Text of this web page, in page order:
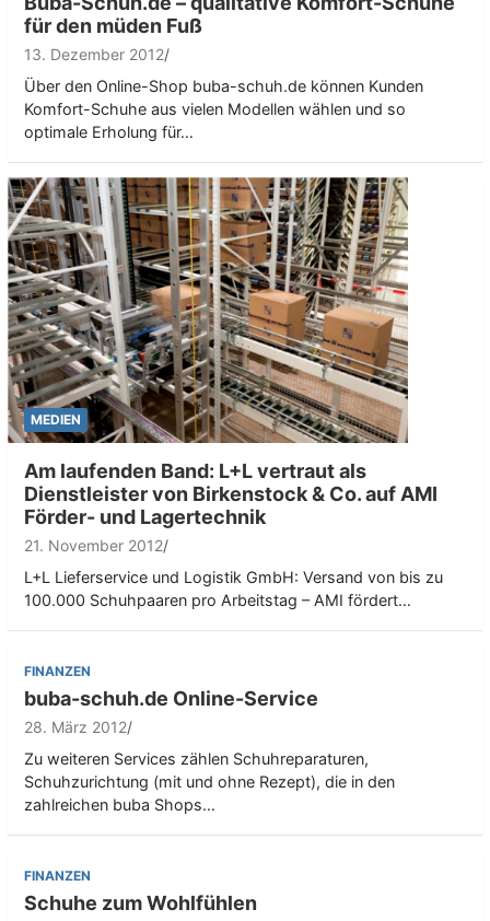
für den müden Fuß
13. Dezember 2012
Über den Online-Shop buba-schuh.de können Kunden
Komfort-Schuhe aus vielen Modellen wählen und so
optimale Erholung für…
MEDIEN
Am laufenden Band: L+L vertraut als
Dienstleister von Birkenstock & Co. auf AMI
Förder- und Lagertechnik
21. November 2012
L+L Lieferservice und Logistik GmbH: Versand von bis zu
100.000 Schuhpaaren pro Arbeitstag – AMI fördert…
FINANZEN
buba-schuh.de Online-Service
28. März 2012
Zu weiteren Services zählen Schuhreparaturen,
Schuhzurichtung (mit und ohne Rezept), die in den
zahlreichen buba Shops…
FINANZEN
Schuhe zum Wohlfühlen